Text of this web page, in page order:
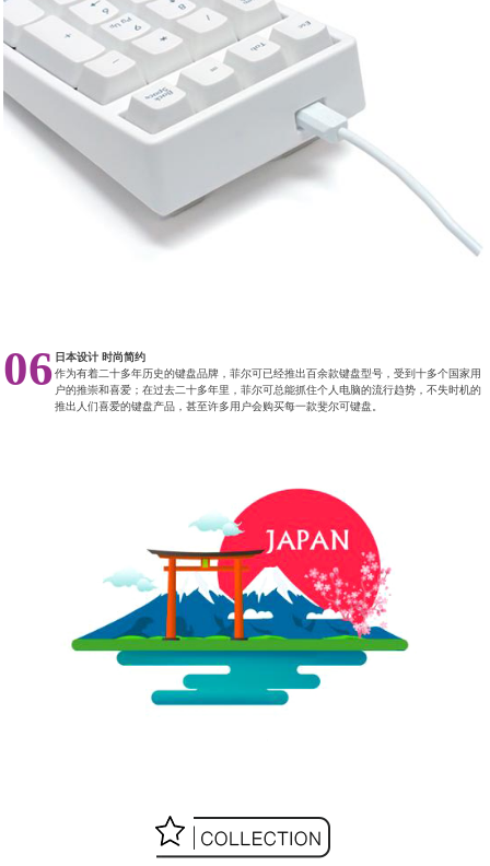
06 日本设计 时尚简约
作为有着二十多年历史的键盘品牌，菲尔可已经推出百余款键盘型号，受到十多个国家用
户的推崇和喜爱；在过去二十多年里，菲尔可总能抓住个人电脑的流行趋势，不失时机的
推出人们喜爱的键盘产品，甚至许多用户会购买每一款斐尔可键盘。